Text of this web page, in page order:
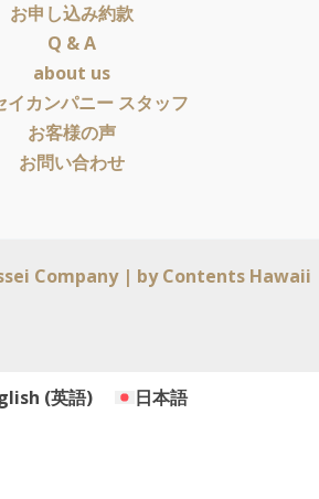
お申し込み約款
Q & A
about us
イカンパニー スタッフ
お客様の声
お問い合わせ
Company | byContents Hawaii
(英語) 日本語